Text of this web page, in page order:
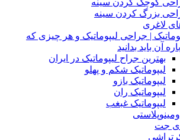
بزرگ کردن سینه
لاغری
| جراحی لیپوماتیک و هر چیزی که
آن باید بدانید
بهترین جراح لیپوماتیک در ایران
لیپوماتیک شکم و پهلو
لیپوماتیک بازو
لیپوماتیک ران
لیپوماتیک غبغب
جت